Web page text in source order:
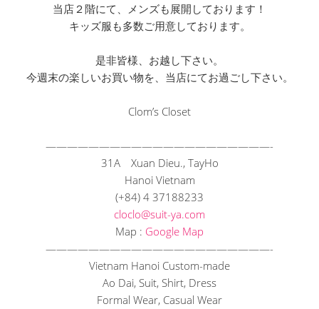
当店２階にて、メンズも展開しております！
キッズ服も多数ご用意しております。
是非皆様、お越し下さい。
今週末の楽しいお買い物を、当店にてお過ごし下さい。
Clom’s Closet
—————————————————————-
31A Xuan Dieu., TayHo
Hanoi Vietnam
(+84) 4 37188233
cloclo@suit-ya.com
Map : Google Map
—————————————————————-
Vietnam Hanoi Custom-made
Ao Dai, Suit, Shirt, Dress
Formal Wear, Casual Wear